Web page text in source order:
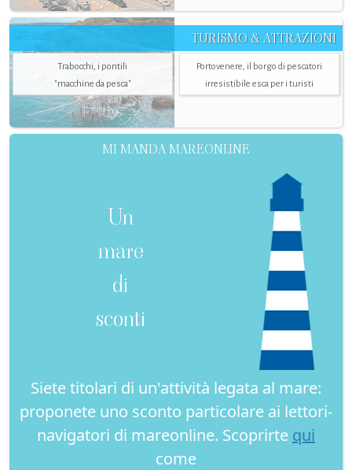
TURISMO & ATTRAZIONI
Trabocchi, i pontili
"macchine da pesca"
Portovenere, il borgo di pescatori
irresistibile esca per i turisti
MI MANDA MAREONLINE
Un
mare
di
sconti
Siete titolari di un'attività legata al mare:
proponete uno sconto particolare ai lettori-
navigatori di mareonline. Scoprirte qui
come